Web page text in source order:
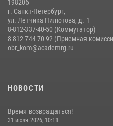
198206
г. Санкт-Петербург,
ул. Летчика Пилютова, д. 1
8-812-337-40-50 (Коммутатор)
8-812-744-70-92 (Приемная
obr_kom@academrg.ru
НОВОСТИ
Время возвращаться!
31 июля 2026, 10:11